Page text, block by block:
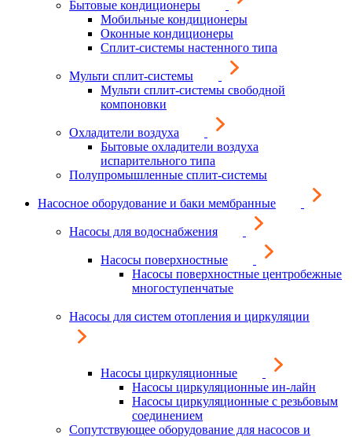
Бытовые кондиционеры
Мобильные кондиционеры
Оконные кондиционеры
Сплит-системы настенного типа
Мульти сплит-системы
Мульти сплит-системы свободной
компоновки
Охладители воздуха
Бытовые охладители воздуха
испарительного типа
Полупромышленные сплит-системы
Насосное оборудование и баки мембранные
Насосы для водоснабжения
Насосы поверхностные
Насосы поверхностные центробежные
многоступенчатые
Насосы для систем отопления и циркуляции
Насосы циркуляционные
Насосы циркуляционные ин-лайн
Насосы циркуляционные с резьбовым
соединением
Сопутствующее оборудование для насосов и